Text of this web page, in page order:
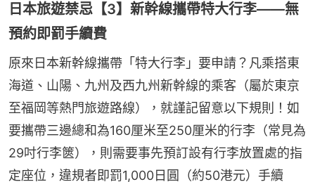
日本旅遊禁忌【3】新幹線攜帶特大行李——無
預約即罰手續費
原來日本新幹線攜帶「特大行李」要申請？凡乘搭東
海道、山陽、九州及西九州新幹線的乘客（屬於東京
至福岡等熱門旅遊路線），就謹記留意以下規則！如
要攜帶三邊總和為160厘米至250厘米的行李（常見為
29吋行李篋），則需要事先預訂設有行李放置處的指
定座位，違規者即罰1,000日圓（約50港元）手續